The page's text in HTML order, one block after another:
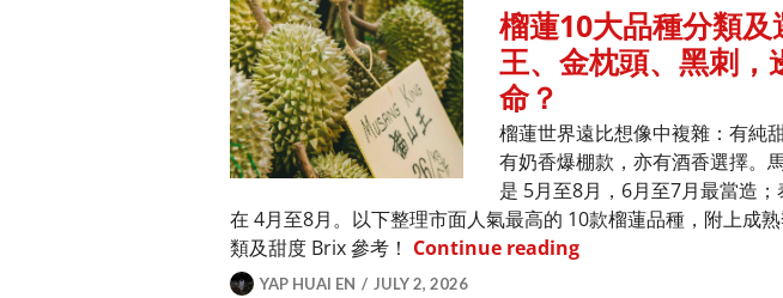
榴蓮10大品種分類
王、金枕頭、黑刺，
命？
榴蓮世界遠比想像中複雜：有純
有奶香爆棚款，亦有酒香選擇。
是 5月至8月，6月至7月最當造
在 4月至8月。以下整理市面人氣最高的 10款榴蓮品種，附上成
類及甜度 Brix 參考！ Continue reading榴蓮10大品種分類及選
YAP HUAI EN JULY 2, 2026